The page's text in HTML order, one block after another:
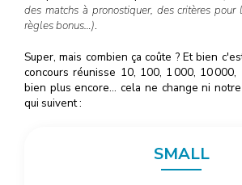
des matchs à pronostiquer, des critères pour
règles bonus…).
Super, mais combien ça coûte ? Et bien
concours réunisse 10, 100, 1000, 10000,
bien plus encore… cela ne change ni
qui suivent :
SMALL